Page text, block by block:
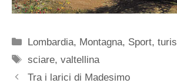
Categorie
Lombardia, Montagna, Sport,
Tag
sciare,valtellina
Tra i larici di Madesimo